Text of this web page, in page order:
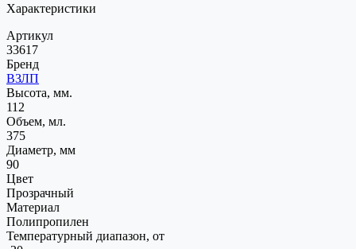
Характеристики
Артикул
33617
Бренд
ВЗЛП
Высота, мм.
112
Объем, мл.
375
Диаметр, мм
90
Цвет
Прозрачный
Материал
Полипропилен
Температурный диапазон, от